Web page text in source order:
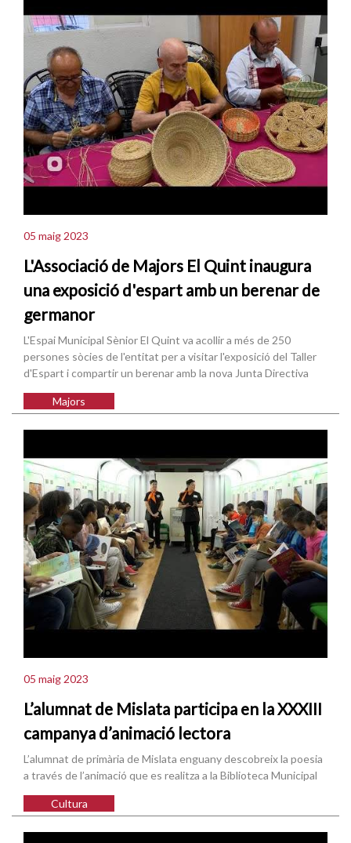
05 maig 2023
L'Associació de Majors El Quint inaugura
una exposició d'espart amb un berenar de
germanor
L'Espai Municipal Sènior El Quint va acollir a més de 250
persones sòcies de l'entitat per a visitar l'exposició del Taller
d'Espart i compartir un berenar amb la nova Junta Directiva
Majors
05 maig 2023
L’alumnat de Mislata participa en la XXXIII
campanya d’animació lectora
L’alumnat de primària de Mislata enguany descobreix la poesia
a través de l’animació que es realitza a la Biblioteca Municipal
Cultura